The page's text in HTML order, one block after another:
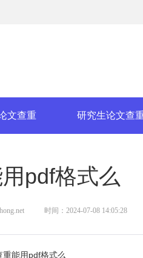
文查重 研究生论文查
pdf格式么
时间：2024-07-08 14:05:28